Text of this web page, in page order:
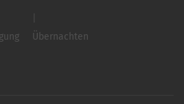
Übernachten